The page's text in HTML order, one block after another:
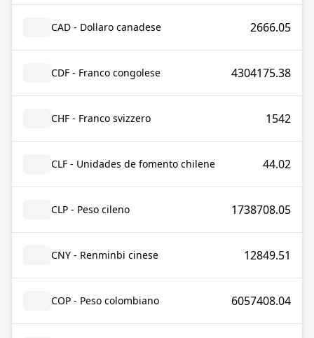
CAD - Dollaro canadese 2666.05
CDF - Franco congolese 4304175.38
CHF - Franco svizzero 1542
CLF - Unidades de fomento chilene 44.02
CLP - Peso cileno 1738708.05
CNY - Renminbi cinese 12849.51
COP - Peso colombiano 6057408.04